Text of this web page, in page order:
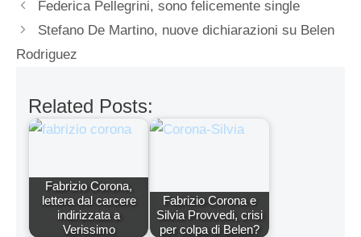
Federica Pellegrini, sono felicemente single
Stefano De Martino, nuove dichiarazioni su Belen
Rodriguez
Related Posts:
Fabrizio Corona,
lettera dal carcere
indirizzata a
Verissimo
Fabrizio Corona e
Silvia Provvedi, crisi
per colpa di Belen?